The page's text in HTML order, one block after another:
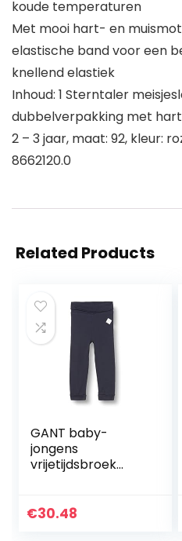
koude temperaturen
Met mooi hart- en
elastische band voor een
knellend elastiek
Inhoud: 1 Sterntaler
dubbelverpakking met
2 – 3 jaar, maat: 92, kleur:
8662120.0
Related Products
GANT baby-
jongens
vrijetijdsbroek
€30.48